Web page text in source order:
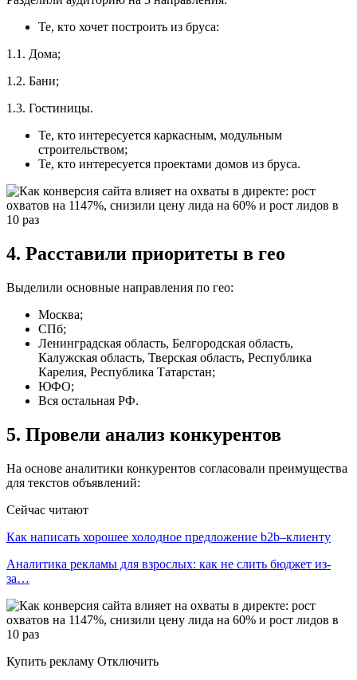
Те, кто хочет построить из бруса:
1.1. Дома;
1.2. Бани;
1.3. Гостиницы.
Те, кто интересуется каркасным, модульным
строительством;
Те, кто интересуется проектами домов из бруса.
4. Расставили приоритеты в гео
Выделили основные направления по гео:
Москва;
СПб;
Ленинградская область, Белгородская область,
Калужская область, Тверская область, Республика
Карелия, Республика Татарстан;
ЮФО;
Вся остальная РФ.
5. Провели анализ конкурентов
На основе аналитики конкурентов согласовали преимущества
для текстов объявлений:
Сейчас читают
Как написать хорошее холодное предложение b2b–клиенту
Аналитика рекламы для взрослых: как не слить бюджет из-
за…
Купить рекламу Отключить